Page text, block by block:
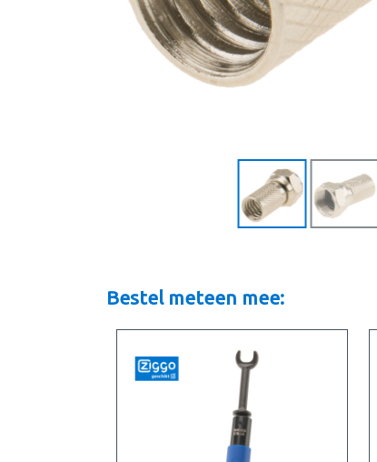
Bestel meteen mee: